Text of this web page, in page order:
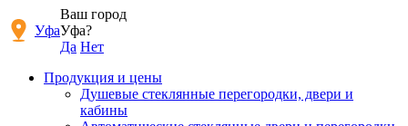
Уфа
Ваш город
Уфа?
Да Нет
Продукция и цены
Душевые стеклянные перегородки, двери и
кабины